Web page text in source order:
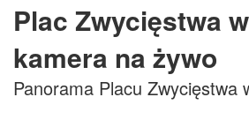
Plac Zwycięstwa
kamera na żywo
Panorama Placu Zwycięstwa